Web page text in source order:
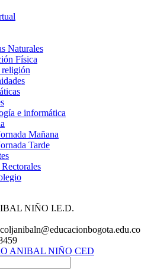
Naturales
Física
e informática
Mañana
Tarde
NIÑO I.E.D.